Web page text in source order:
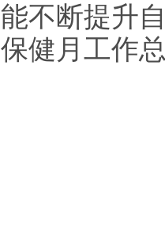
能不断提升
保健月工作